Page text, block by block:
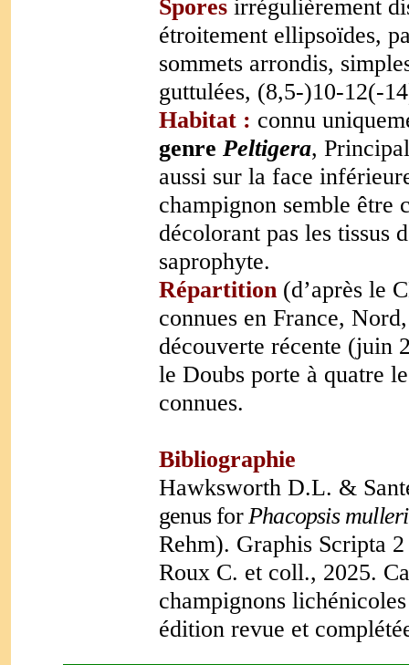
Spores irrégulièrement
étroitement ellipsoïdes,
sommets arrondis,
guttulées, (8,5-)10-12(-
Habitat : connu
genre Peltigera,
aussi sur la face
champignon semble être
décolorant pas les tissus
saprophyte.
Répartition (d’après le
connues en France,
découverte récente (juin
le Doubs porte à quatre
connues.
Bibliographie
Hawksworth D.L. &
genus forPhacopsis mulleri
Rehm). Graphis Scripta
Roux C. et coll., 2025.
champignons
édition revue et